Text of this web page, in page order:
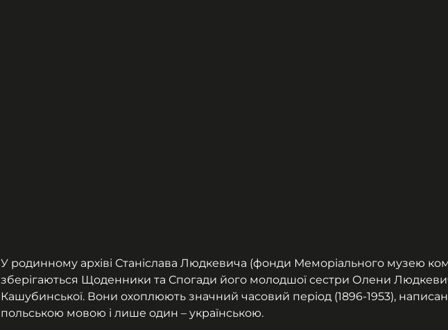
У родинному архіві Станіслава Людкевича (фонди Меморіального музею
зберігаються Щоденники та Спогади його молодшої сестри Олени
Кашубинської. Вони охоплюють значний часовий період (1896-1953),
польською мовою і лише один – українською.